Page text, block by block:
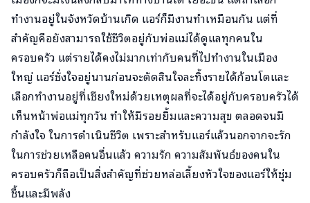
ทำงานอยู่ในจังหวัดบ้านเกิด แอร์ก็มีงานทำเหมือนกัน แต่ที่
สำคัญคือยังสามารถใช้ชีวิตอยู่กับพ่อแม่ได้ดูแลทุกคนใน
ครอบครัว แต่รายได้คงไม่มากเท่ากับคนที่ไปทำงานในเมือง
ใหญ่ แอร์ชั่งใจอยู่นานก่อนจะตัดสินใจละทิ้งรายได้ก้อนโตและ
เลือกทำงานอยู่ที่เชียงใหม่ด้วยเหตุผลที่จะได้อยู่กับครอบครัวได้
เห็นหน้าพ่อแม่ทุกวัน ทำให้มีรอยยิ้มและความสุข ตลอดจนมี
กำลังใจ ในการดำเนินชีวิต เพราะสำหรับแอร์แล้วนอกจากจะรัก
ในการช่วยเหลือคนอื่นแล้ว ความรัก ความสัมพันธ์ของคนใน
ครอบครัวก็ถือเป็นสิ่งสำคัญที่ช่วยหล่อเลี้ยงหัวใจของแอร์ให้ชุ่ม
ชื้นและมีพลัง